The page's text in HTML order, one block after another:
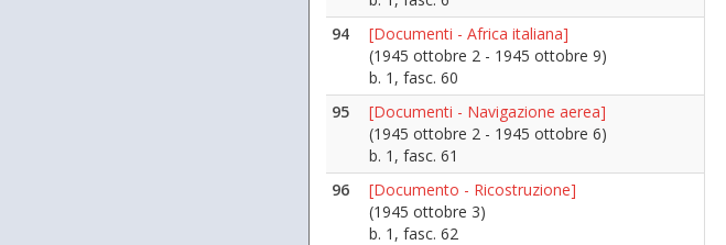
94
[Documenti - Africa italiana]
(1945 ottobre 2 - 1945 ottobre 9)
b. 1, fasc. 60
95
[Documenti - Navigazione aerea]
(1945 ottobre 2 - 1945 ottobre 6)
b. 1, fasc. 61
96
[Documento - Ricostruzione]
(1945 ottobre 3)
b. 1, fasc. 62